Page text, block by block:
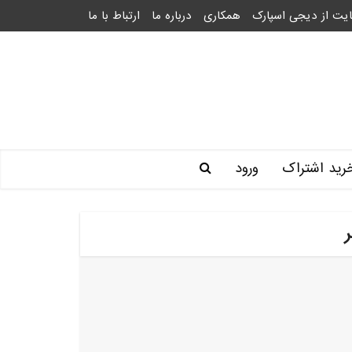
از دیجی اسپارک همکاری درباره ما ارتباط با ما
اشتراک ورود